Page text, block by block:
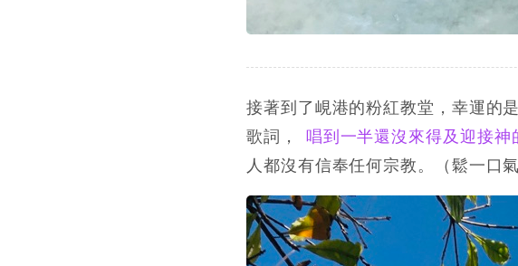
接著到了峴港的粉紅教堂，幸運的
歌詞，
唱到一半還沒來得及迎接
人都沒有信奉任何宗教。（鬆一口氣